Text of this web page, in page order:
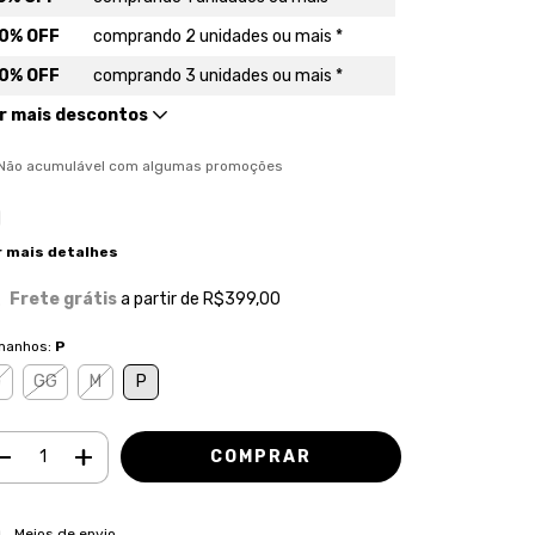
OFF
comprando 2 unidades ou mais *
OFF
comprando 3 unidades ou mais *
mais descontos
acumulável com algumas promoções
mais detalhes
Frete grátisa partir de R$399,00
P
GG M P
para o CEP: